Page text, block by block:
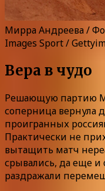
Мирра Андреева /
Images Sport /
Вера в чудо
Решающую партию
соперница вернула
проигранных
Практически не
вытащить матч
срывались, да еще
раздражали